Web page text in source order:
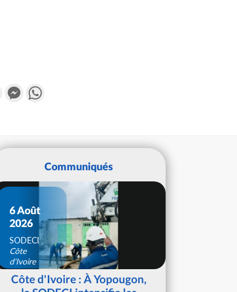
Gmail Messenger
Communiqués
6 Août
2026
SODECI
Côte
d'Ivoire
Côte d'Ivoire : À Yopougon,